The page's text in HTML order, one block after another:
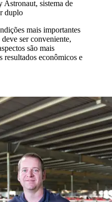
Astronaut, sistema de
duplo
mais importantes
ser conveniente,
são mais
resultados econômicos e